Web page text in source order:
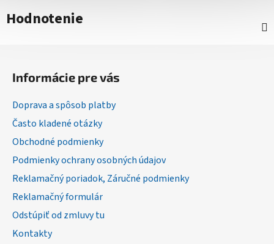
Hodnotenie
Informácie pre vás
Doprava a spôsob platby
Často kladené otázky
Obchodné podmienky
Podmienky ochrany osobných údajov
Reklamačný poriadok, Záručné podmienky
Reklamačný formulár
Odstúpiť od zmluvy tu
Kontakty